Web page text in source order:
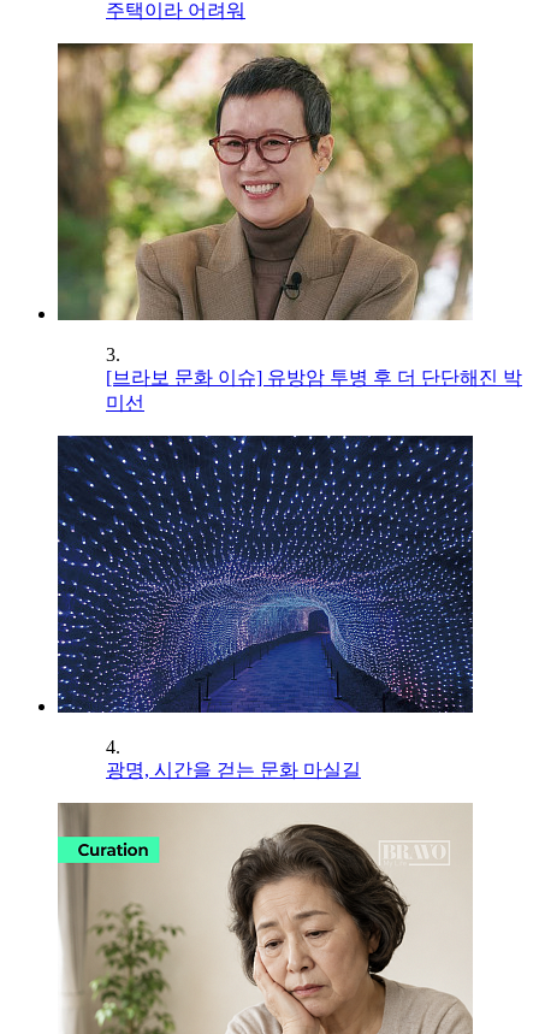
주택이라 어려워
3.
[브라보 문화 이슈] 유방암 투병 후 더 단단해진 박
미선
4.
광명, 시간을 걷는 문화 마실길